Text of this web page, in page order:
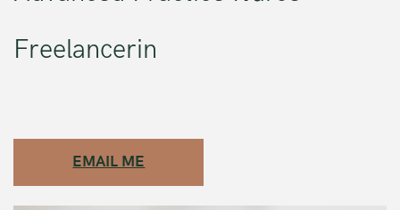
Freelancerin
EMAIL ME